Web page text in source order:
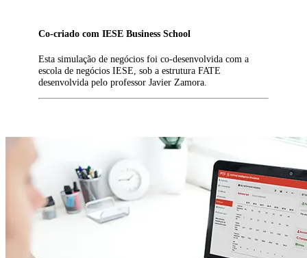
Co-criado com IESE Business School
Esta simulação de negócios foi co-desenvolvida com a
escola de negócios IESE, sob a estrutura FATE
desenvolvida pelo professor Javier Zamora.